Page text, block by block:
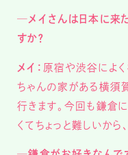
─メイさんは日本に来
すか？
メイ：原宿や渋谷によ
ちゃんの家がある横須
行きます。今回も鎌倉
くてちょっと難しいから